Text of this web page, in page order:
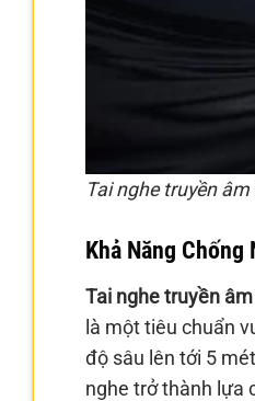
Tai nghe truyền
Khả Năng
Tai nghe truyền
là một tiêu chuẩn
độ sâu lên tới 5
nghe trở thành lựa